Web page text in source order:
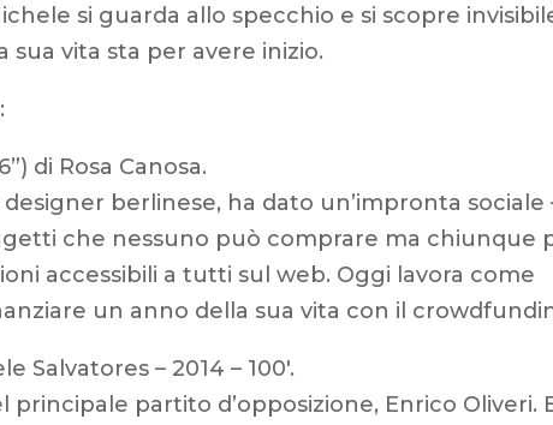
si guarda allo specchio e si scopre
vita sta per avere inizio.
:
di Rosa Canosa.
berlinese, ha dato un’impronta sociale
che nessuno può comprare ma chiunque
accessibili a tutti sul web. Oggi lavora come
un anno della sua vita con il
Salvatores – 2014 – 100′.
partito d’opposizione, Enrico Oliveri.